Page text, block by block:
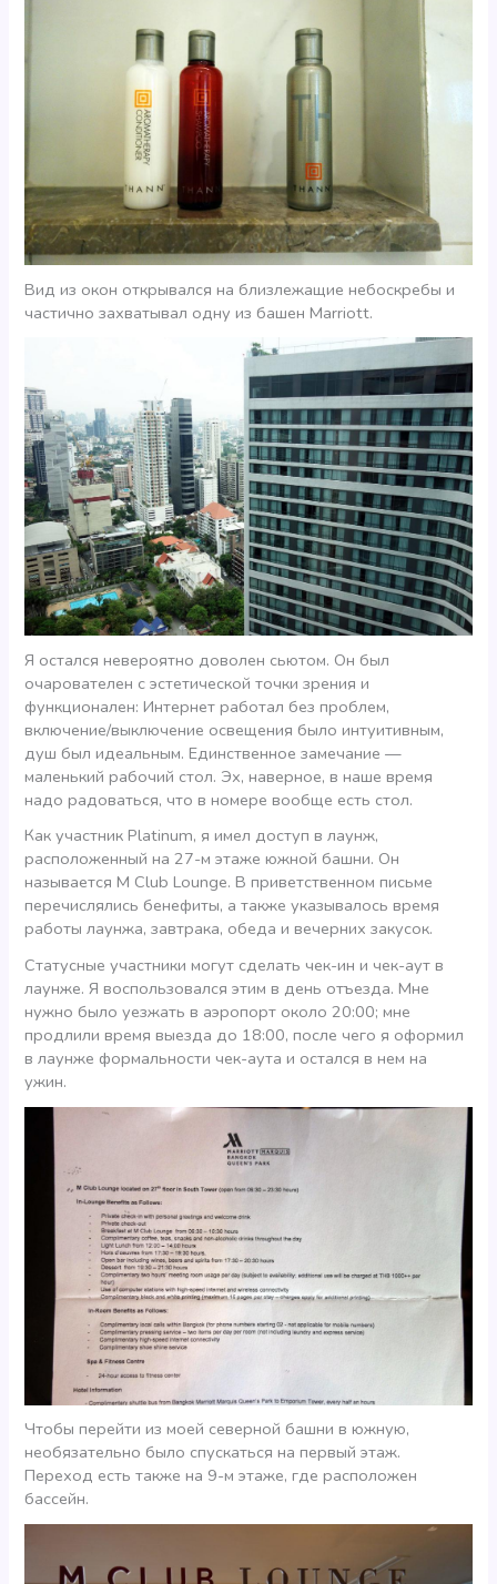
Вид из окон открывался на близлежащие небоскребы и
частично захватывал одну из башен Marriott.
Я остался невероятно доволен сьютом. Он был
очарователен с эстетической точки зрения и
функционален: Интернет работал без проблем,
включение/выключение освещения было интуитивным,
душ был идеальным. Единственное замечание —
маленький рабочий стол. Эх, наверное, в наше время
надо радоваться, что в номере вообще есть стол.
Как участник Platinum, я имел доступ в лаунж,
расположенный на 27-м этаже южной башни. Он
называется M Club Lounge. В приветственном письме
перечислялись бенефиты, а также указывалось время
работы лаунжа, завтрака, обеда и вечерних закусок.
Статусные участники могут сделать чек-ин и чек-аут в
лаунже. Я воспользовался этим в день отъезда. Мне
нужно было уезжать в аэропорт около 20:00; мне
продлили время выезда до 18:00, после чего я оформил
в лаунже формальности чек-аута и остался в нем на
ужин.
Чтобы перейти из моей северной башни в южную,
необязательно было спускаться на первый этаж.
Переход есть также на 9-м этаже, где расположен
бассейн.